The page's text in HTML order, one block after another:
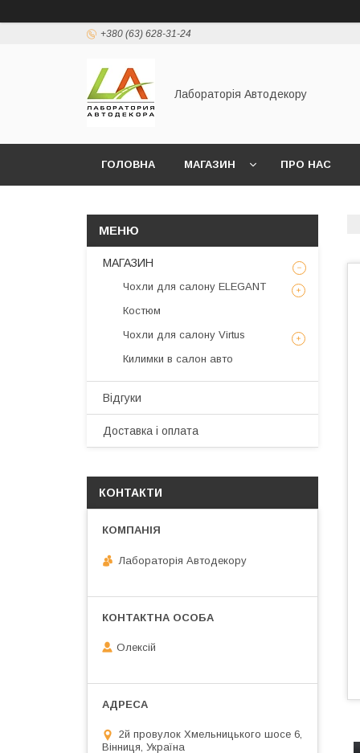
+380 (63) 628-31-24
Лабораторія Автодекору
ГОЛОВНА МАГАЗИН ПРО НАС
МАГАЗИН
Чохли для салону ELEGANT
Костюм
Чохли для салону Virtus
Килимки в салон авто
Відгуки
Доставка і оплата
КОНТАКТИ
Лабораторія Автодекору
Олексій
2й провулок Хмельницького шосе 6,
Вінниця, Україна